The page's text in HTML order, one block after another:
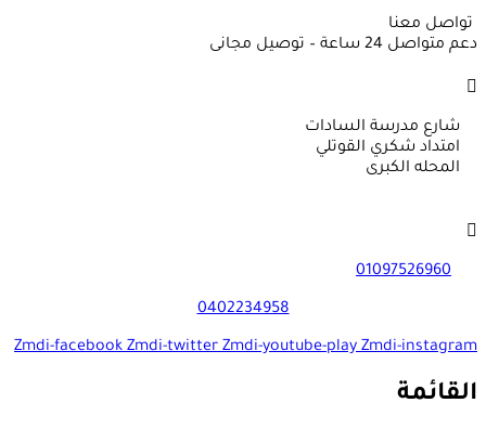
تواصل معنا
دعم متواصل 24 ساعة – توصيل مجانى
شارع مدرسة السادات
امتداد شكري القوتلي
المحله الكبرى
01097526960
0402234958
Zmdi-facebook Zmdi-twitter Zmdi-youtube-play Zmdi-instagram
القائمة